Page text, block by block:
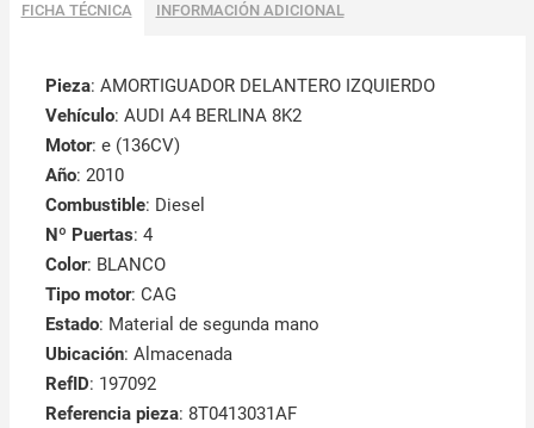
FICHA TÉCNICA INFORMACIÓN ADICIONAL
Pieza: AMORTIGUADOR DELANTERO IZQUIERDO
Vehículo: AUDI A4 BERLINA 8K2
Motor: e (136CV)
Año: 2010
Combustible: Diesel
Nº Puertas: 4
Color: BLANCO
Tipo motor: CAG
Estado: Material de segunda mano
Ubicación: Almacenada
RefID: 197092
Referencia pieza: 8T0413031AF